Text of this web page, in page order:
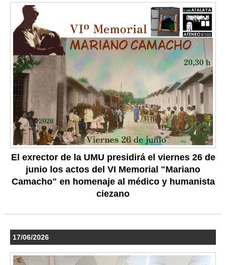
El exrector de la UMU presidirá el viernes 26 de
junio los actos del VI Memorial "Mariano
Camacho" en homenaje al médico y humanista
ciezano
17/06/2026